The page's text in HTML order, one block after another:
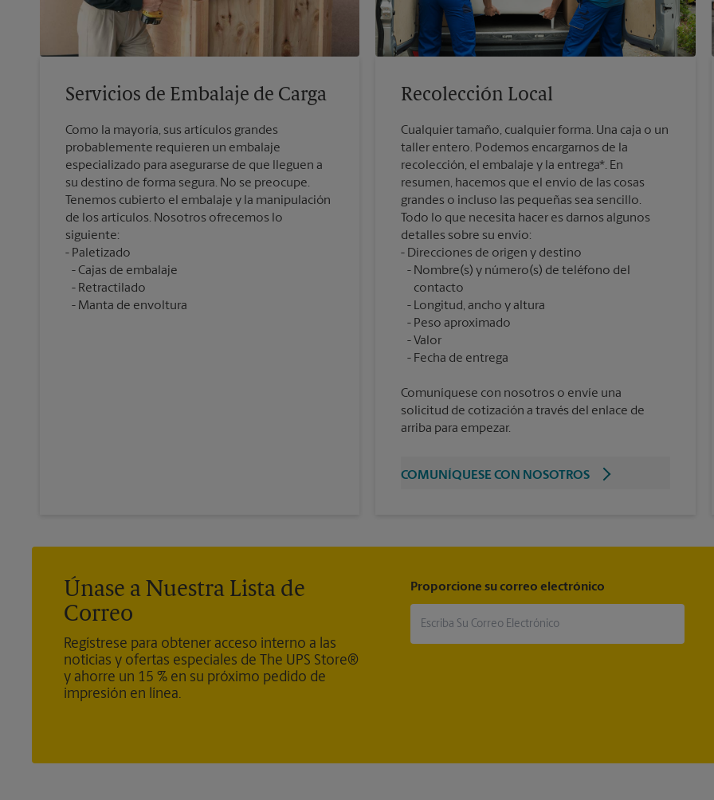
Servicios de Embalaje de Carga
Como la mayoría, sus artículos grandes
probablemente requieren un embalaje
especializado para asegurarse de que lleguen a
su destino de forma segura. No se preocupe.
Tenemos cubierto el embalaje y la manipulación
de los artículos. Nosotros ofrecemos lo
siguiente:
Cajas de embalaje
Retractilado
Manta de envoltura
Recolección Local
Cualquier tamaño, cualquier forma. Una caja o un
taller entero. Podemos encargarnos de la
recolección, el embalaje y la entrega*. En
resumen, hacemos que el envío de las cosas
grandes o incluso las pequeñas sea sencillo.
Todo lo que necesita hacer es darnos algunos
detalles sobre su envío:
Nombre(s) y número(s) de teléfono del
contacto
Longitud, ancho y altura
Peso aproximado
Valor
Comuníquese con nosotros o envíe una
solicitud de cotización a través del enlace de
arriba para empezar.
COMUNÍQUESE CON NOSOTROS
Únase a Nuestra Lista de
Correo
Regístrese para obtener acceso interno a las
noticias y ofertas especiales de The UPS Store®
y ahorre un 15 % en su próximo pedido de
impresión en línea.
Proporcione su correo electrónico